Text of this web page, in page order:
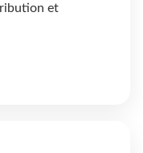
et